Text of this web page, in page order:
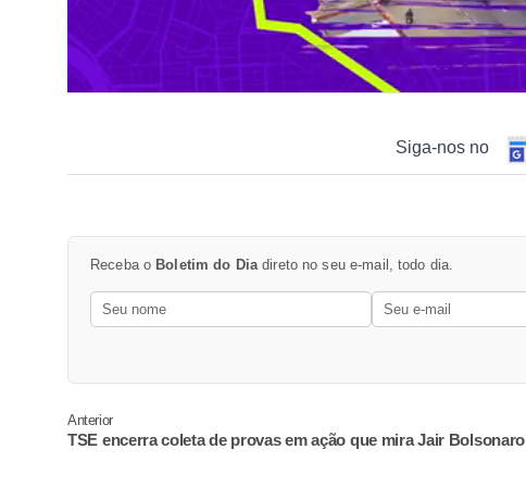
Siga-nos no
Receba o Boletim do Diadireto no seu e-mail, todo dia.
Anterior
TSE encerra coleta de provas em ação que mira Jair Bolsonaro